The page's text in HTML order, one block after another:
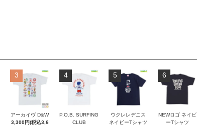
3
アーカイヴ D&W
3,300円(税込3,6
4
P.O.B. SURFING
CLUB
5
ウクレレデニス
ネイビーTシャツ
6
NEWロゴ ネイビ
ーTシャツ